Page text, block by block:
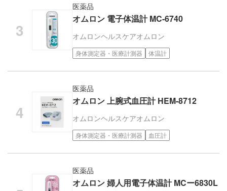
医薬品
オムロン 電子体温計 MC-6740
オムロンヘルスケアオムロン
身体測定器・医療計測器 体温計
医薬品
オムロン 上腕式血圧計 HEM-8712
オムロンヘルスケアオムロン
身体測定器・医療計測器 血圧計
医薬品
オムロン 婦人用電子体温計 MCー6830L